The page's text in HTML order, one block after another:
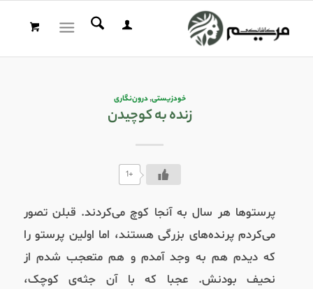
خودزیستی,درون‌نگاری
زنده به کوچیدن
+1
پرستوها هر سال به آنجا کوچ می‌کردند. قبلن تصور
می‌کردم پرنده‌های بزرگی هستند، اما اولین پرستو را
که دیدم هم به وجد آمدم و هم متعجب شدم از
نحیف‌ بودنش. عجبا که با آن جثه‌ی کوچک،